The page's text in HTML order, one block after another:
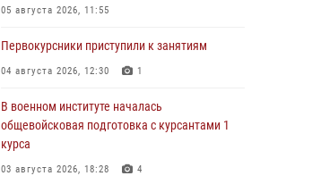
05 августа 2026, 11:55
Первокурсники приступили к занятиям
04 августа 2026, 12:30 1
В военном институте началась
общевойсковая подготовка с курсантами 1
курса
03 августа 2026, 18:28 4